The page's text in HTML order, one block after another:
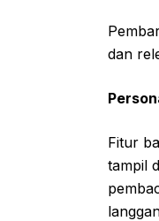
dan
Fitur
tampil